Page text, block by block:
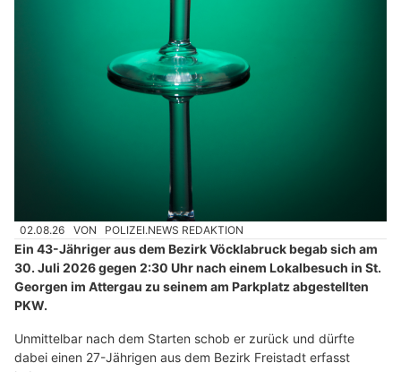
02.08.26 VON POLIZEI.NEWS REDAKTION
Ein 43-Jähriger aus dem Bezirk Vöcklabruck begab sich am
30. Juli 2026 gegen 2:30 Uhr nach einem Lokalbesuch in St.
Georgen im Attergau zu seinem am Parkplatz abgestellten
PKW.
Unmittelbar nach dem Starten schob er zurück und dürfte
dabei einen 27-Jährigen aus dem Bezirk Freistadt erfasst